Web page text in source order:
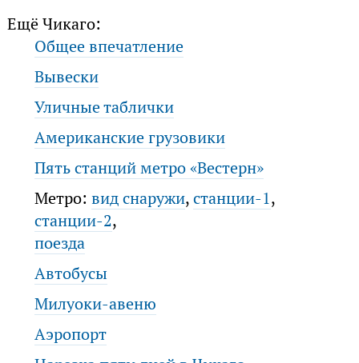
Ещё Чикаго:
Общее впечатление
Вывески
Уличные таблички
Американские грузовики
Пять станций метро «Вестерн»
Метро:вид снаружи,станции-1,
станции-2,
поезда
Автобусы
Милуоки-авеню
Аэропорт